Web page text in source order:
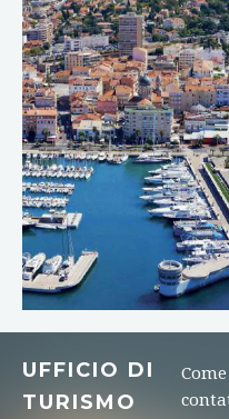
UFFICIO DI
TURISMO
Come